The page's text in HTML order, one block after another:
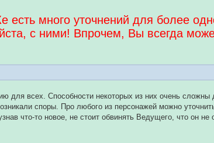
много уточнений для более
с ними! Впрочем, Вы всегда
для всех. Способности некоторых из них очень сложны
споры. Про любого из персонажей можно
что-то новое, не стоит обвинять Ведущего, что он не